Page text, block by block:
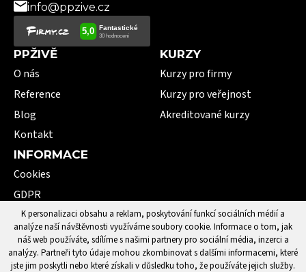
K personalizaci obsahu a reklam, poskytování funkcí sociálních médií a
analýze naší návštěvnosti využíváme soubory cookie. Informace o tom, jak
náš web používáte, sdílíme s našimi partnery pro sociální média, inzerci a
analýzy. Partneři tyto údaje mohou zkombinovat s dalšími informacemi, které
jste jim poskytli nebo které získali v důsledku toho, že používáte jejich služby.
info@ppzive.cz
PPŽIVĚ
O nás
Reference
Blog
Kontakt
KURZY
Kurzy pro firmy
Kurzy pro veřejnost
Akreditované kurzy
INFORMACE
Cookies
GDPR
VOP
101 pojmů první pomoci